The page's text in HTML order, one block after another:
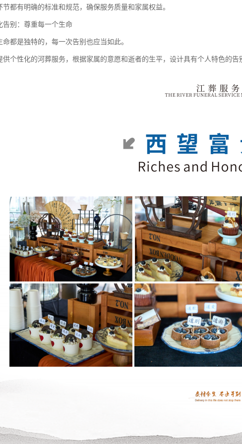
节都有明确的标准和规范，确保服务质量和家属权益。
告别：尊重每一个生命
命都是独特的，每一次告别也应当如此。
供个性化的河葬服务，根据家属的意愿和逝者的生平，设计具有个人特色的告